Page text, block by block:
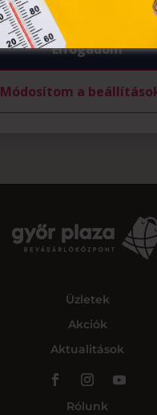
Üzletek
Akciók
Aktualitások
Rólunk
Elfogadom
Módosítom a